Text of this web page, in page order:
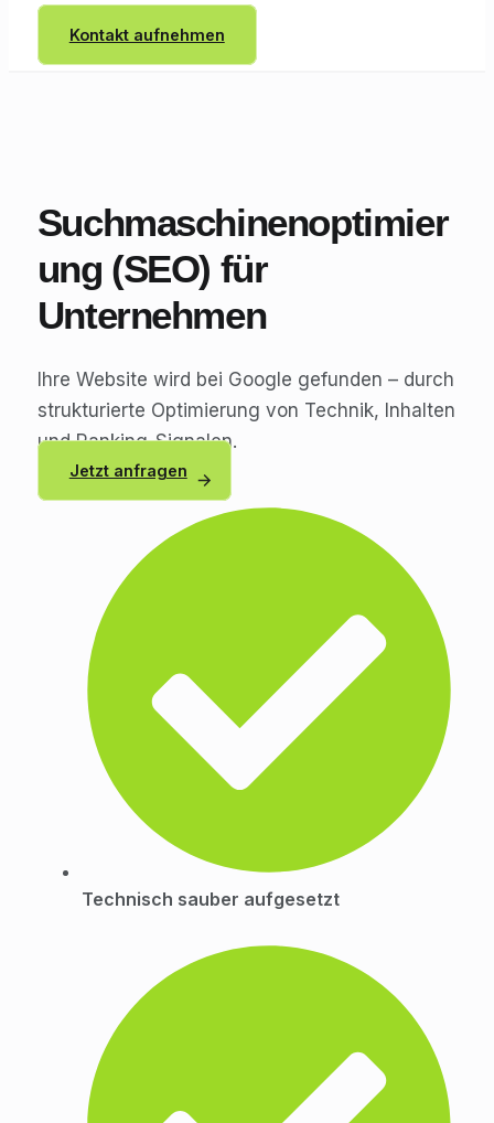
Kontakt aufnehmen
Suchmaschinenoptimier
ung (SEO) für
Unternehmen
Ihre Website wird bei Google gefunden – durch
strukturierte Optimierung von Technik, Inhalten
und Ranking-Signalen.
Jetzt anfragen
Technisch sauber aufgesetzt